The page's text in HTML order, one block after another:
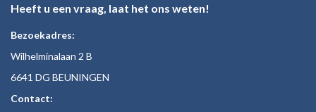
Heeft u een vraag, laat het ons weten!
Bezoekadres:
Wilhelminalaan 2 B
6641 DG BEUNINGEN
Contact: